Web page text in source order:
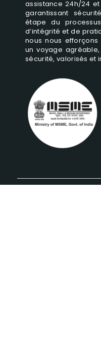
assistance 24h/24
garantissant
étape du
d’intégrité et de
nous nous
un voyage
sécurité, valorisés et